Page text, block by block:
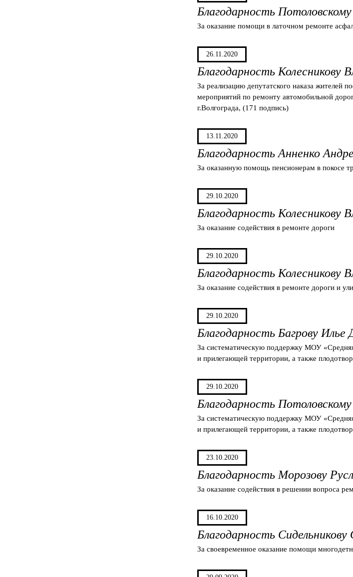
Благодарность
За оказание помощи в латочном ремонте
26.11.2020
Благодарность Колесникову
За реализацию депутатского наказа жителей
мероприятий по ремонту автомобильной
г.Волгограда, (171 подпись)
13.11.2020
Благодарность Анненко
За оказанную помощь пенсионерам в покосе
29.10.2020
Благодарность Колесникову
За оказание содействия в ремонте дороги
29.10.2020
Благодарность Колесникову
За оказание содействия в ремонте дороги и
29.10.2020
Благодарность Багрову Илье
За систематическую поддержку МОУ
и прилегающей территории, а также
29.10.2020
Благодарность
За систематическую поддержку МОУ
и прилегающей территории, а также
23.10.2020
Благодарность Морозову
За оказание содействия в решении вопроса
16.10.2020
Благодарность
За своевременное оказание помощи